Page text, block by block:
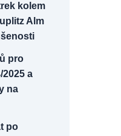
kolem
Alm
pro
a
na
po